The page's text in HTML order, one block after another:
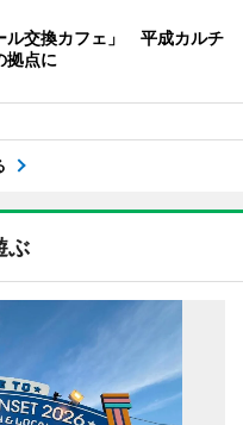
ル交換カフェ」 平成カルチ
拠点に
ぶ